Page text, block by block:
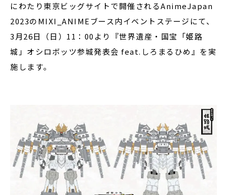
にわたり東京ビッグサイトで開催されるAnimeJapan
2023のMIXI_ANIMEブース内イベントステージにて、
3月26日（日）11：00より『世界遺産・国宝「姫路
城」オシロボッツ参城発表会 feat.しろまるひめ』を実
施します。